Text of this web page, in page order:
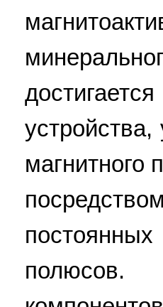
магнитного
полюсов.